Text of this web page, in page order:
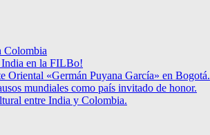
Colombia
India en la FILBo!
Oriental «Germán Puyana García» en Bogotá.
mundiales como país invitado de honor.
entre India y Colombia.